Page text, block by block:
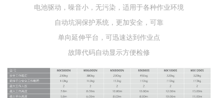
电池驱动，噪音小，无污染，适用于各种作业环境
自动坑洞保护系统，更加安全，可靠
单向延伸平台，可迅速达到作业点
故障代码自动显示方便检修